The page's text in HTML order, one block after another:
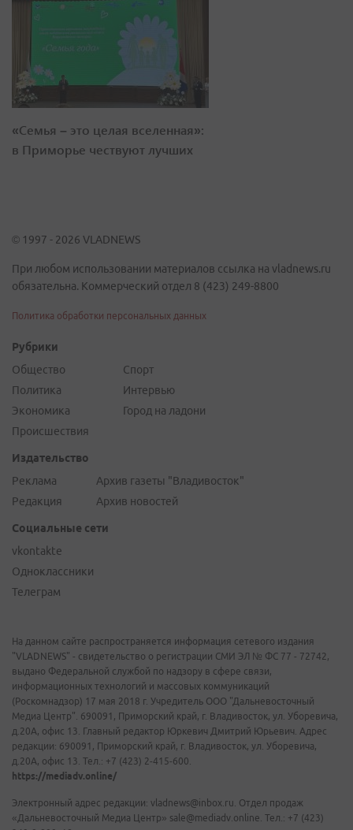
«Семья – это целая вселенная»:
в Приморье чествуют лучших
© 1997 - 2026 VLADNEWS
При любом использовании материалов ссылка на vladnews.ru
обязательна. Коммерческий отдел 8 (423) 249-8800
Политика обработки персональных данных
Рубрики
Общество
Политика
Экономика
Происшествия
Спорт
Интервью
Город на ладони
Издательство
Реклама
Редакция
Архив газеты "Владивосток"
Архив новостей
Социальные сети
vkontakte
Одноклассники
Телеграм
На данном сайте распространяется информация сетевого издания
"VLADNEWS" - свидетельство о регистрации СМИ ЭЛ № ФС 77 - 72742,
выдано Федеральной службой по надзору в сфере связи,
информационных технологий и массовых коммуникаций
(Роскомнадзор) 17 мая 2018 г. Учредитель ООО "Дальневосточный
Медиа Центр". 690091, Приморский край, г. Владивосток, ул. Уборевича,
д.20А, офис 13. Главный редактор Юркевич Дмитрий Юрьевич. Адрес
редакции: 690091, Приморский край, г. Владивосток, ул. Уборевича,
д.20А, офис 13. Тел.: +7 (423) 2-415-600.
https://mediadv.online/
Электронный адрес редакции: vladnews@inbox.ru. Отдел продаж
«Дальневосточный Медиа Центр» sale@mediadv.online. Тел.: +7 (423)